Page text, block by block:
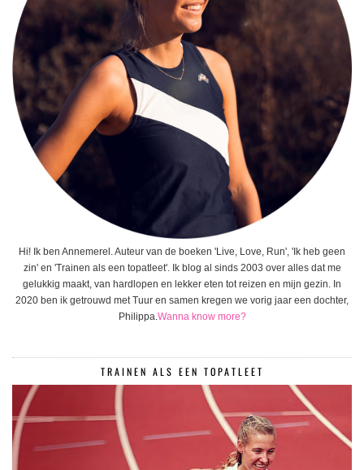
Hi! Ik ben Annemerel. Auteur van de boeken 'Live, Love, Run', 'Ik heb geen
zin' en 'Trainen als een topatleet'. Ik blog al sinds 2003 over alles dat me
gelukkig maakt, van hardlopen en lekker eten tot reizen en mijn gezin. In
2020 ben ik getrouwd met Tuur en samen kregen we vorig jaar een dochter,
Philippa. Wanna know more?
TRAINEN ALS EEN TOPATLEET